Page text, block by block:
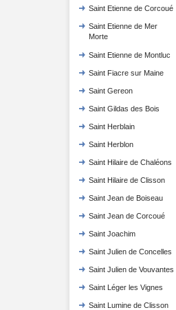
Saint Etienne de Corcoué
Saint Etienne de Mer
Morte
Saint Etienne de Montluc
Saint Fiacre sur Maine
Saint Gereon
Saint Gildas des Bois
Saint Herblain
Saint Herblon
Saint Hilaire de Chaléons
Saint Hilaire de Clisson
Saint Jean de Boiseau
Saint Jean de Corcoué
Saint Joachim
Saint Julien de Concelles
Saint Julien de Vouvantes
Saint Léger les Vignes
Saint Lumine de Clisson